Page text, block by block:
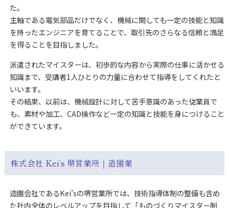
た。
主軸である電気部品だけでなく、機械に関しても一定の技能と知識
を持ったエンジニアを育てることで、取引先のさらなる信頼と満足
を得ることを目指しました。
派遣されたマイスターは、初歩的な内容から実際の仕事に活かせる
知識まで、受講者1人ひとりの力量に合わせて指導をしてくれたと
いいます。
その結果、以前は、機械設計に対して苦手意識のあった従業員で
も、素材や加工、CAD操作など一定の知識と技能を身につけること
ができています。
株式会社 Kei’s 堺営業所｜造園業
造園会社であるKei’sの堺営業所では、技術指導体制の整備も含め
た社内全体のレベルアップを目指して「ものづくりマイスター制